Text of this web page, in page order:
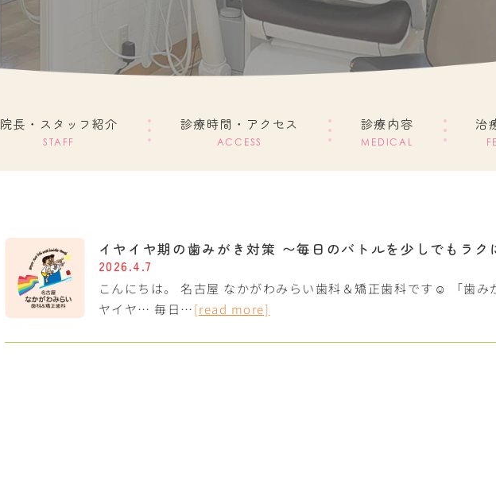
院長・スタッフ紹介
STAFF
診療時間・アクセス
ACCESS
診療内容
MEDICAL
治
イヤイヤ期の歯みがき対策 〜毎日のバトルを少しでもラク
2026.4.7
こんにちは。 名古屋 なかがわみらい歯科＆矯正歯科です☺︎ 「歯み
ヤイヤ… 毎日…[read more]